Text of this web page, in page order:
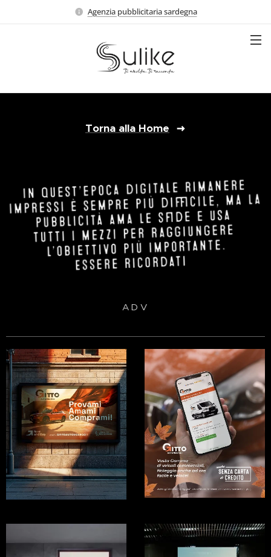
Agenzia pubblicitaria sardegna
Torna alla Home
A D V